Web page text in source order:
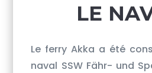
​LE
Le ferry Akka a été
naval SSW Fähr- und